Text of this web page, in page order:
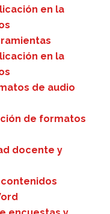
en la
en la
de audio
de formatos
docente y